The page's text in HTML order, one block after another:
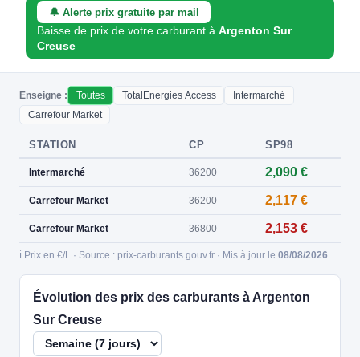
🔔 Alerte prix gratuite par mail
Baisse de prix de votre carburant àArgenton Sur
Creuse
Enseigne : Toutes TotalEnergies Access
Intermarché
Carrefour Market
STATION CP SP98
Intermarché 36200 2,090 €
Carrefour Market 36200 2,117 €
Carrefour Market 36800 2,153 €
ℹ️ Prix en €/L · Source : prix-carburants.gouv.fr · Mis à jour le 08/08/2026
Évolution des prix des carburants à Argenton
Sur Creuse